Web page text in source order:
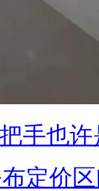
手也
定价